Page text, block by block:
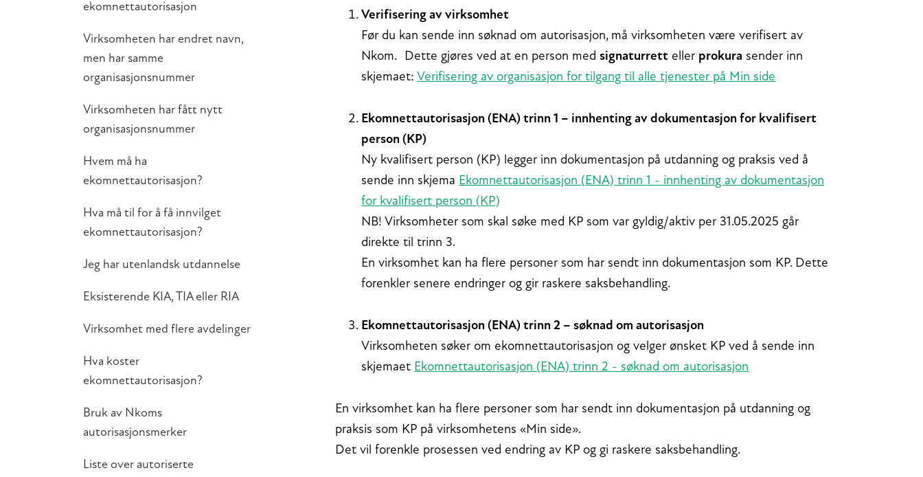
ekomnettautorisasjon
Virksomheten har endret navn,
men har samme
organisasjonsnummer
Virksomheten har fått nytt
organisasjonsnummer
Hvem må ha
ekomnettautorisasjon?
Hva må til for å få innvilget
ekomnettautorisasjon?
Jeg har utenlandsk utdannelse
Eksisterende KIA, TIA eller RIA
Virksomhet med flere avdelinger
Hva koster
ekomnettautorisasjon?
Bruk av Nkoms
autorisasjonsmerker
Liste over autoriserte
Verifisering av virksomhet
Før du kan sende inn søknad om autorisasjon, må virksomheten være verifisert av
Nkom. Dette gjøres ved at en person medsignaturrett eller prokura sender inn
skjemaet:Verifisering av organisasjon for tilgang til alle tjenester på Min side
Ekomnettautorisasjon (ENA) trinn 1 – innhenting av dokumentasjon for kvalifisert
person (KP)
Ny kvalifisert person (KP) legger inn dokumentasjon på utdanning og praksis ved å
sende inn skjema Ekomnettautorisasjon (ENA) trinn 1 - innhenting av dokumentasjon
for kvalifisert person (KP)
NB! Virksomheter som skal søke med KP som var gyldig/aktiv per 31.05.2025 går
direkte til trinn 3.
En virksomhet kan ha flere personer som har sendt inn dokumentasjon som KP. Dette
forenkler senere endringer og gir raskere saksbehandling.
Ekomnettautorisasjon (ENA) trinn 2 – søknad om autorisasjon
Virksomheten søker om ekomnettautorisasjon og velger ønsket KP ved å sende inn
skjemaet Ekomnettautorisasjon (ENA) trinn 2 - søknad om autorisasjon
En virksomhet kan ha flere personer som har sendt inn dokumentasjon på utdanning og
praksis som KP på virksomhetens «Min side».
Det vil forenkle prosessen ved endring av KP og gi raskere saksbehandling.